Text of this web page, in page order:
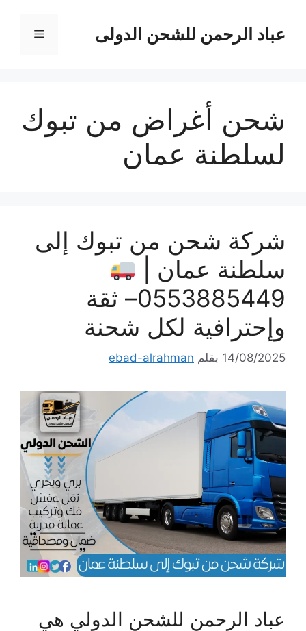
المحتوىعباد الرحمن للشحن الدولى القائمة
شحن أغراض من تبوك
لسلطنة عمان
شركة شحن من تبوك إلى
سلطنة عمان |
0553885449– ثقة
وإحترافية لكل شحنة
14/08/2025 بقلم ebad-alrahman
عباد الرحمن للشحن الدولي هي